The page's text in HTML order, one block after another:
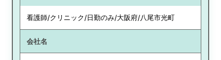
看護師/クリニック/日勤のみ/大阪府/八尾市光町
会社名